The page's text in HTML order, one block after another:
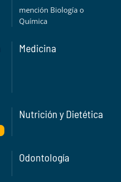
mención Biología o
Química
Medicina
Nutrición y Dietética
Odontología